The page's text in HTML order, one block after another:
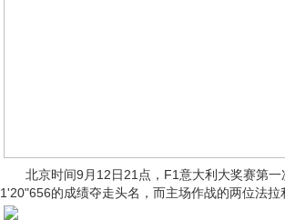
北京时间9月12日21点，F1意大利大奖赛第一
1'20"656的成绩夺走头名，而主场作战的两位法